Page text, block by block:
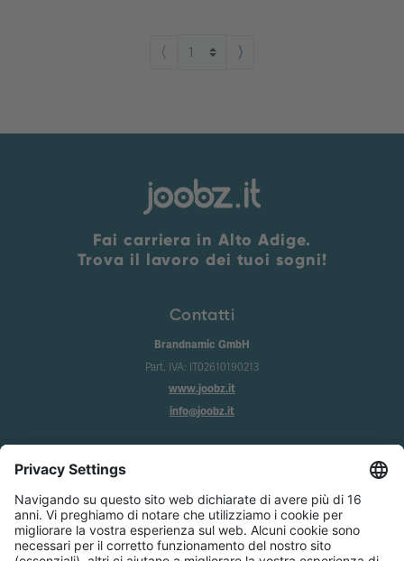
⟨ ⟩
Fai carriera in Alto Adige.
Trova il lavoro dei tuoi sogni!
Contatti
Brandnamic GmbH
Part. IVA: IT02610190213
www.joobz.it
info@joobz.it
Privacy
Condizioni generali
Impostazione dei cookie